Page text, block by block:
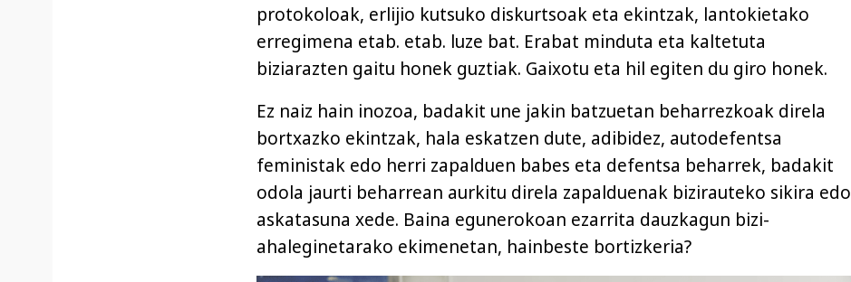
protokoloak, erlijio kutsuko diskurtsoak eta ekintzak, lantokietako
erregimena etab. etab. luze bat. Erabat minduta eta kaltetuta
biziarazten gaitu honek guztiak. Gaixotu eta hil egiten du giro honek.
Ez naiz hain inozoa, badakit une jakin batzuetan beharrezkoak direla
bortxazko ekintzak, hala eskatzen dute, adibidez, autodefentsa
feministak edo herri zapalduen babes eta defentsa beharrek, badakit
odola jaurti beharrean aurkitu direla zapalduenak bizirauteko sikira edo
askatasuna xede. Baina egunerokoan ezarrita dauzkagun bizi-
ahaleginetarako ekimenetan, hainbeste bortizkeria?